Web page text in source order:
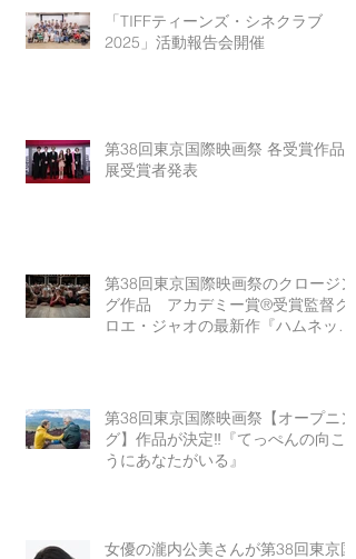
「TIFFティーンズ・シネクラブ
2025」活動報告会開催
第38回東京国際映画祭 各受賞作品
展受賞者発表
第38回東京国際映画祭のクロージン
グ作品 アカデミー賞®受賞監督ク
ロエ・ジャオの最新作『ハムネッ
第38回東京国際映画祭【オープニン
グ】作品が決定‼『てっぺんの向こ
うにあなたがいる』
女優の瀧内公美さんが第38回東京国